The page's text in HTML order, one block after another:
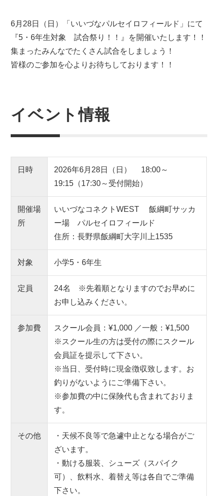
6月28日（日）「いいづなパルセイロフィールド」にて
『5・6年生対象 試合祭り！！』を開催いたします！！
集まったみんなでたくさん試合をしましょう！
皆様のご参加を心よりお待ちしております！！
イベント情報
日時
2026年6月28日（日） 18:00～
19:15（17:30～受付開始）
開催場
所
いいづなコネクトWEST 飯綱町サッカ
ー場 パルセイロフィールド
住所：長野県飯綱町大字川上1535
対象 小学5・6年生
定員
24名 ※先着順となりますのでお早めに
お申し込みください。
参加費
スクール会員：¥1,000 ／一般：¥1,500
※スクール生の方は受付の際にスクール
会員証を提示して下さい。
※当日、受付時に現金徴収致します。お
釣りがないようにご準備下さい。
※参加費の中に保険代も含まれておりま
す。
その他
・天候不良等で急遽中止となる場合がご
ざいます。
・動ける服装、シューズ（スパイク
可）、飲料水、着替え等は各自でご準備
下さい。